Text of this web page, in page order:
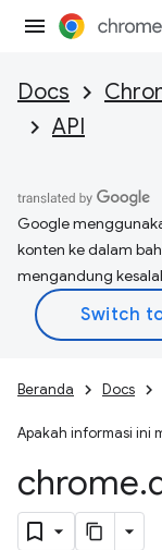
Docs
API
Google
konten ke dalam
mengandung
Beranda Docs
Apakah informasi ini
chrome.